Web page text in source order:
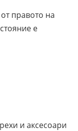
правото на
е
и аксесоари